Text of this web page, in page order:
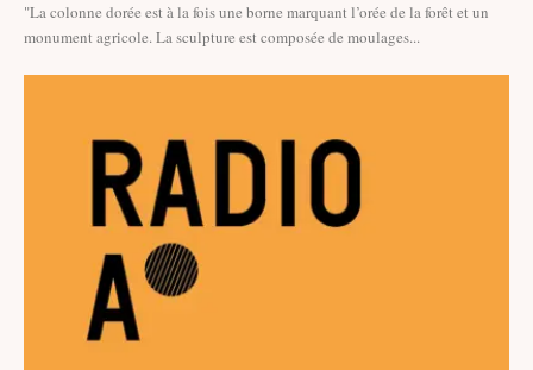
"La colonne dorée est à la fois une borne marquant l’orée de la forêt et un
monument agricole. La sculpture est composée de moulages...